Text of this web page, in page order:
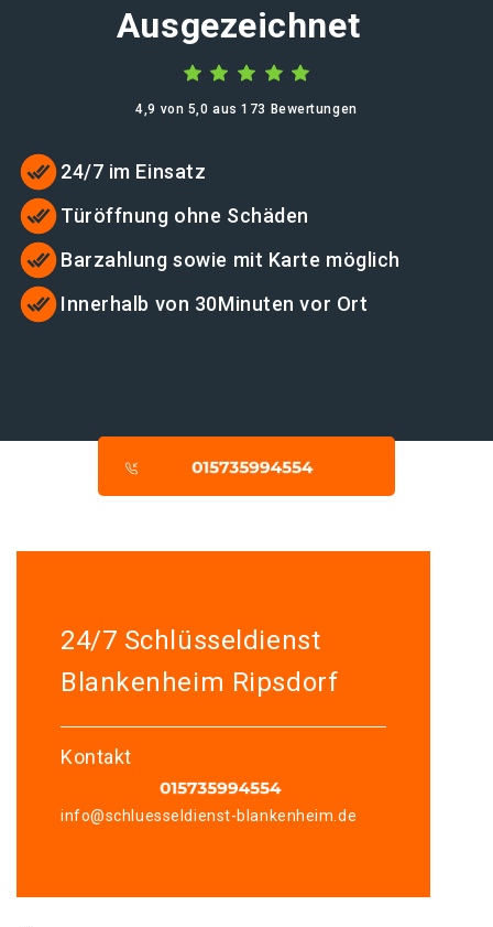
Ausgezeichnet
4,9 von 5,0 aus 173 Bewertungen
24/7 im Einsatz
Türöffnung ohne Schäden
Barzahlung sowie mit Karte möglich
Innerhalb von 30Minuten vor Ort
24/7 Schlüsseldienst
Blankenheim Ripsdorf
Kontakt
info@schluesseldienst-blankenheim.de